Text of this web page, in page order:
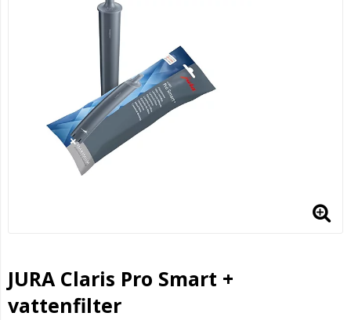
JURA Claris Pro Smart +
vattenfilter